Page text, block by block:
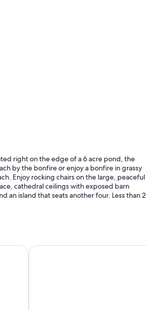
right on the edge of a 6 acre pond, the
by the bonfire or enjoy a bonfire in grassy
Enjoy rocking chairs on the large, peaceful
cathedral ceilings with exposed barn
an island that seats another four. Less than 2
Private SuitePond View Cottage